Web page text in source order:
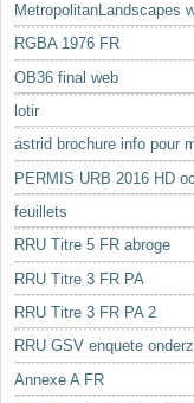
MetropolitanLandscapes
RGBA 1976 FR
OB36 final web
lotir
astrid brochure info pour
PERMIS URB 2016 HD
feuillets
RRU Titre 5 FR abroge
RRU Titre 3 FR PA
RRU Titre 3 FR PA 2
RRU GSV enquete
Annexe A FR